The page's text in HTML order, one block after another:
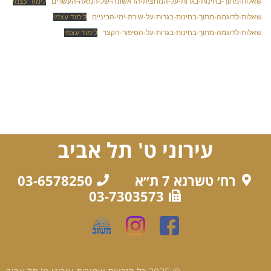
שאלות-לדוגמה-מתוך-בחינות-בגרות-על-שירת-ימי-הביניים
לימוד עצמי
שאלות-לדוגמה-מתוך-בחינות-בגרות-על-הסיפור-הקצר
לימוד עצמי
עירוני ט' תל אביב
רח׳ טשרנא 7 ת״א
03-6578250
03-7303573